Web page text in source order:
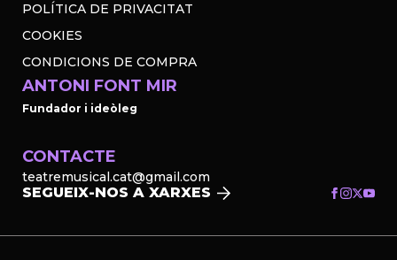
POLÍTICA DE PRIVACITAT
COOKIES
CONDICIONS DE COMPRA
ANTONI FONT MIR
Fundador i ideòleg
CONTACTE
teatremusical.cat@gmail.com
SEGUEIX-NOS A XARXES